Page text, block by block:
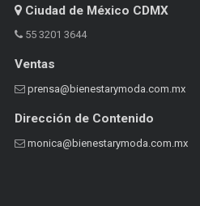
Ciudad de México CDMX
55 3201 3644
Ventas
prensa@bienestarymoda.com.mx
Dirección de Contenido
monica@bienestarymoda.com.mx